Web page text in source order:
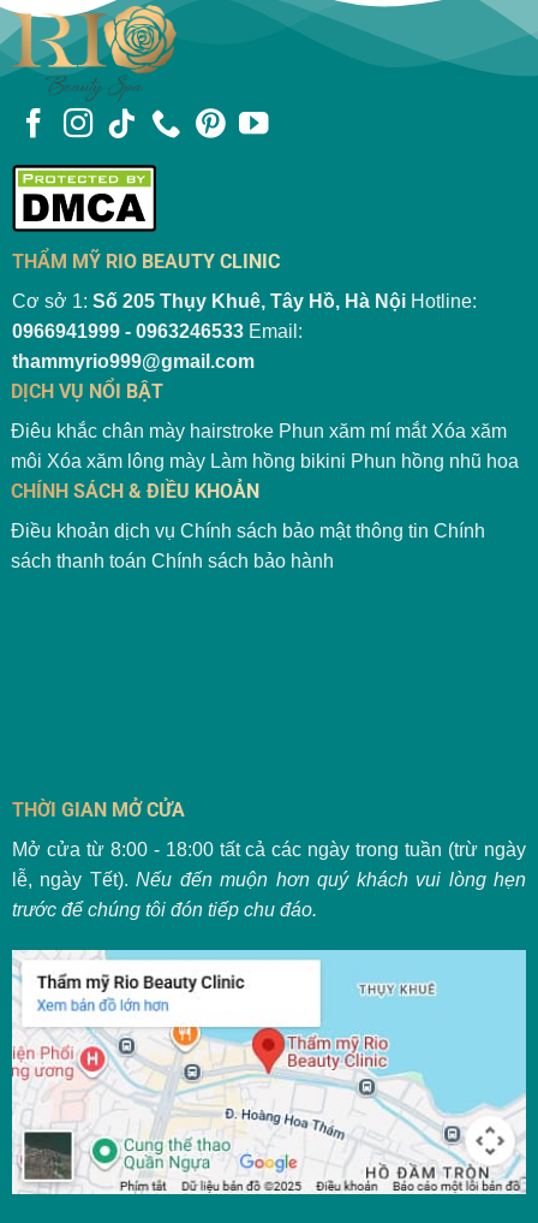
THẨM MỸ RIO BEAUTY CLINIC
Cơ sở 1: Số 205 Thụy Khuê, Tây Hồ, Hà NộiHotline:
0966941999 - 0963246533Email:
thammyrio999@gmail.com
DỊCH VỤ NỔI BẬT
Điêu khắc chân mày hairstroke Phun xăm mí mắt Xóa xăm
môi Xóa xăm lông mày Làm hồng bikini Phun hồng nhũ hoa
CHÍNH SÁCH & ĐIỀU KHOẢN
Điều khoản dịch vụ Chính sách bảo mật thông tin Chính
sách thanh toán Chính sách bảo hành
THỜI GIAN MỞ CỬA
Mở cửa từ 8:00 - 18:00 tất cả các ngày trong tuần (trừ ngày
lễ, ngày Tết).Nếu đến muộn hơn quý khách vui lòng hẹn
trước để chúng tôi đón tiếp chu đáo.